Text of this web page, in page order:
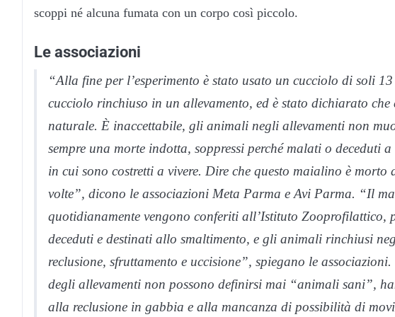
scoppi né alcuna fumata con un corpo così piccolo.
Le associazioni
“Alla fine per l’esperimento è stato usato un cucciolo di soli
cucciolo rinchiuso in un allevamento, ed è stato dichiarato
naturale. È inaccettabile, gli animali negli allevamenti non
sempre una morte indotta, soppressi perché malati o deceduti
in cui sono costretti a vivere. Dire che questo maialino è
volte”, dicono le associazioni Meta Parma e Avi Parma. “Il
quotidianamente vengono conferiti all’Istituto Zooprofilattico,
deceduti e destinati allo smaltimento, e gli animali rinchiusi
reclusione, sfruttamento e uccisione”, spiegano le
degli allevamenti non possono definirsi mai “animali sani”,
alla reclusione in gabbia e alla mancanza di possibilità di